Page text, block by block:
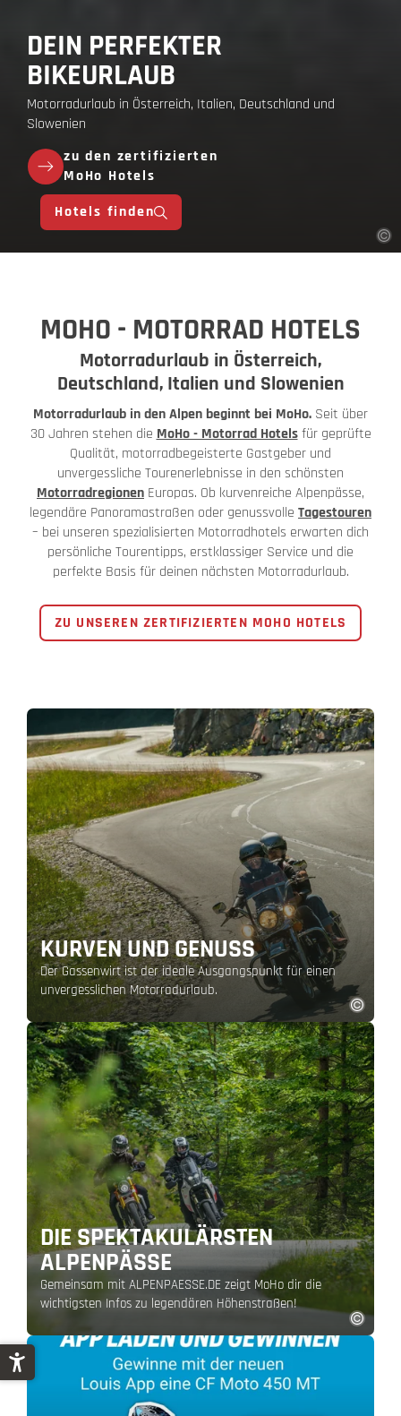
DEIN PERFEKTER
BIKEURLAUB
Motorradurlaub in Österreich, Italien, Deutschland und
Slowenien
zu den zertifizierten
MoHo Hotels
Hotels finden
MOHO - MOTORRAD HOTELS
Motorradurlaub in Österreich,
Deutschland, Italien und Slowenien
Motorradurlaub in den Alpen beginnt bei MoHo. Seit über
30 Jahren stehen die MoHo - Motorrad Hotelsfür geprüfte
Qualität, motorradbegeisterte Gastgeber und
unvergessliche Tourenerlebnisse in den schönsten
Motorradregionen Europas. Ob kurvenreiche Alpenpässe,
legendäre Panoramastraßen oder genussvolle Tagestouren
– bei unseren spezialisierten Motorradhotels erwarten dich
persönliche Tourentipps, erstklassiger Service und die
perfekte Basis für deinen nächsten Motorradurlaub.
ZU UNSEREN ZERTIFIZIERTEN MOHO HOTELS
KURVEN UND GENUSS
Der Gassenwirt ist der ideale Ausgangspunkt für einen
unvergesslichen Motorradurlaub.
DIE SPEKTAKULÄRSTEN
ALPENPÄSSE
Gemeinsam mit ALPENPAESSE.DE zeigt MoHo dir die
wichtigsten Infos zu legendären Höhenstraßen!